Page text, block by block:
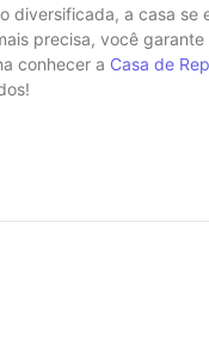
diversificada, a casa se
precisa, você
conhecer a Casa de